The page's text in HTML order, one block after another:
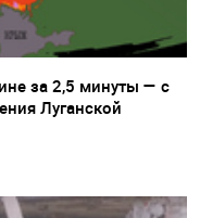
за 2,5 минуты — с
Луганской